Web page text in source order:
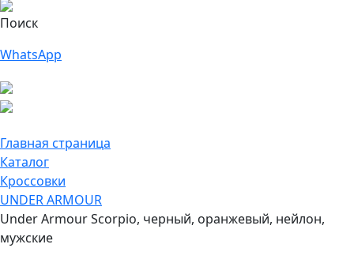
Поиск
WhatsApp
Главная страница
Каталог
Кроссовки
UNDER ARMOUR
Under Armour Scorpio, черный, оранжевый, нейлон,
мужские